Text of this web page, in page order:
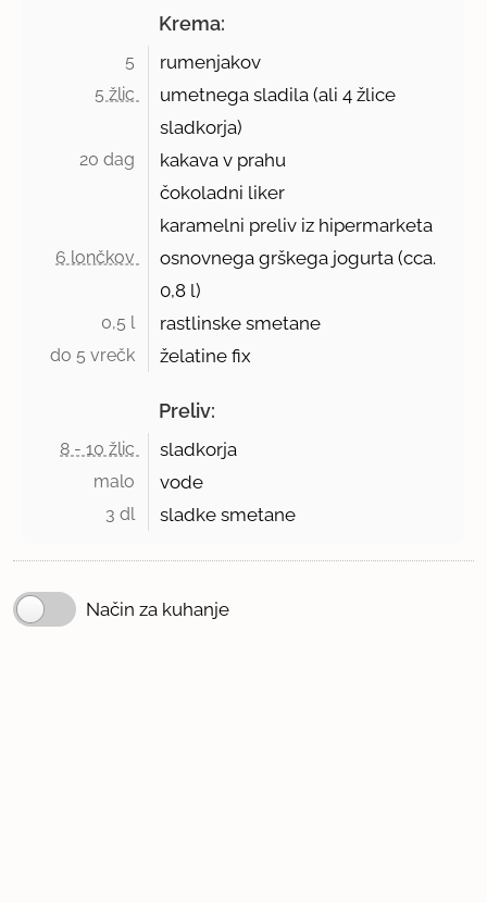
Krema:
5 rumenjakov
5 žlic
umetnega sladila (ali 4 žlice
sladkorja)
20 dag
kakava v prahu
čokoladni liker
karamelni preliv iz hipermarketa
6 lončkov
osnovnega grškega jogurta (cca.
0,8 l)
0,5 l rastlinske smetane
do 5 vrečk želatine fix
Preliv:
8 - 10 žlic sladkorja
malo vode
3 dl sladke smetane
Način za kuhanje